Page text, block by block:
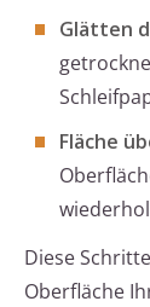
Glätten
Fläche
Diese
Oberfläche